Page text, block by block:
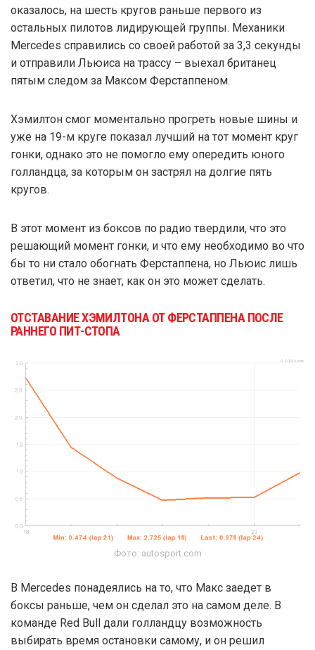
оказалось, на шесть кругов раньше первого из
остальных пилотов лидирующей группы. Механики
Mercedes справились со своей работой за 3,3 секунды
и отправили Льюиса на трассу – выехал британец
пятым следом за Максом Ферстаппеном.
Хэмилтон смог моментально прогреть новые шины и
уже на 19-м круге показал лучший на тот момент круг
гонки, однако это не помогло ему опередить юного
голландца, за которым он застрял на долгие пять
кругов.
В этот момент из боксов по радио твердили, что это
решающий момент гонки, и что ему необходимо во что
бы то ни стало обогнать Ферстаппена, но Льюис лишь
ответил, что не знает, как он это может сделать.
ОТСТАВАНИЕ ХЭМИЛТОНА ОТ ФЕРСТАППЕНА ПОСЛЕ
РАННЕГО ПИТ-СТОПА
Фото: autosport.com
В Mercedes понадеялись на то, что Макс заедет в
боксы раньше, чем он сделал это на самом деле. В
команде Red Bull дали голландцу возможность
выбирать время остановки самому, и он решил